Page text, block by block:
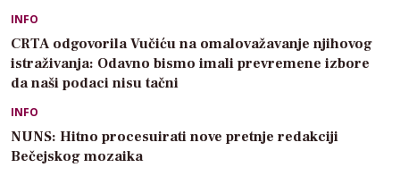
INFO
CRTA odgovorila Vučiću na omalovažavanje njihovog
istraživanja: Odavno bismo imali prevremene izbore
da naši podaci nisu tačni
INFO
NUNS: Hitno procesuirati nove pretnje redakciji
Bečejskog mozaika